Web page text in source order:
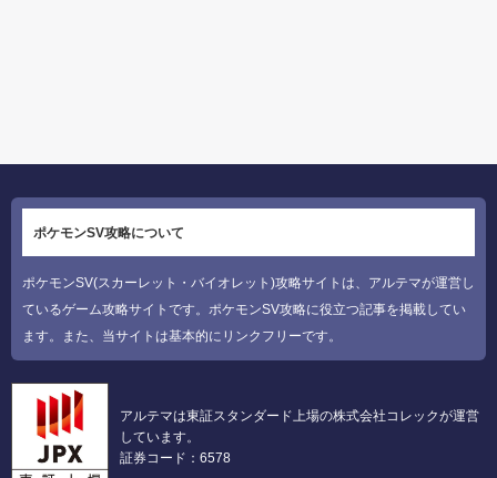
ポケモンSV攻略について
ポケモンSV(スカーレット・バイオレット)攻略サイトは、アルテマが運営し
ているゲーム攻略サイトです。ポケモンSV攻略に役立つ記事を掲載してい
ます。また、当サイトは基本的にリンクフリーです。
アルテマは東証スタンダード上場の株式会社コレックが運営
しています。
証券コード：6578